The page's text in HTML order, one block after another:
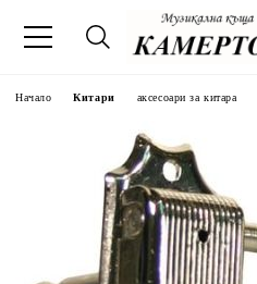
Начало Китари аксесоари за китара